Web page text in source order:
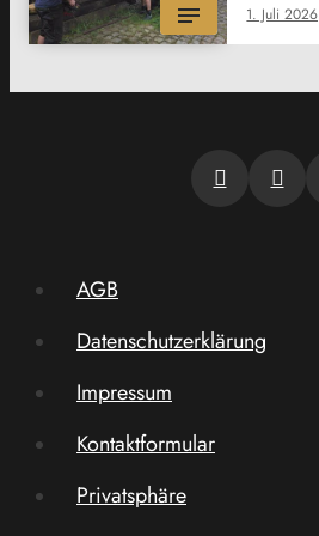
1. Juli 2026
AGB
Datenschutzerklärung
Impressum
Kontaktformular
Privatsphäre